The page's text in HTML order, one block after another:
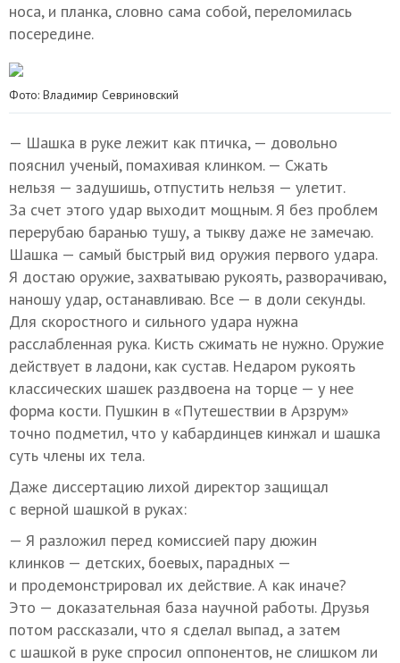
носа, и планка, словно сама собой, переломилась
посередине.
Фото: Владимир Севриновский
— Шашка в руке лежит как птичка, — довольно
пояснил ученый, помахивая клинком. — Сжать
нельзя — задушишь, отпустить нельзя — улетит.
За счет этого удар выходит мощным. Я без проблем
перерубаю баранью тушу, а тыкву даже не замечаю.
Шашка — самый быстрый вид оружия первого удара.
Я достаю оружие, захватываю рукоять, разворачиваю,
наношу удар, останавливаю. Все — в доли секунды.
Для скоростного и сильного удара нужна
расслабленная рука. Кисть сжимать не нужно. Оружие
действует в ладони, как сустав. Недаром рукоять
классических шашек раздвоена на торце — у нее
форма кости. Пушкин в «Путешествии в Арзрум»
точно подметил, что у кабардинцев кинжал и шашка
суть члены их тела.
Даже диссертацию лихой директор защищал
с верной шашкой в руках:
— Я разложил перед комиссией пару дюжин
клинков — детских, боевых, парадных —
и продемонстрировал их действие. А как иначе?
Это — доказательная база научной работы. Друзья
потом рассказали, что я сделал выпад, а затем
с шашкой в руке спросил оппонентов, не слишком ли